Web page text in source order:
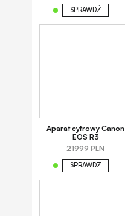
SPRAWDŹ
Aparat cyfrowy Canon
EOS R3
21999 PLN
SPRAWDŹ